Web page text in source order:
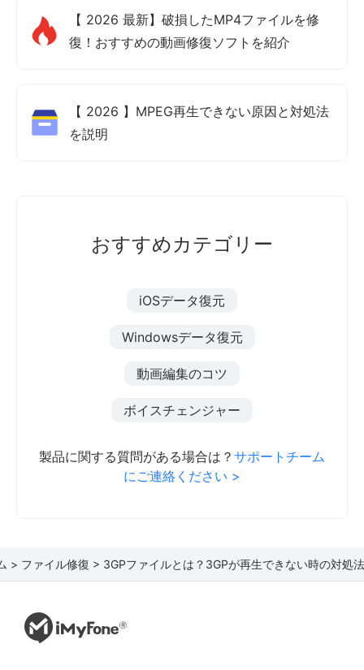
【 2026 最新】破損したMP4ファイルを修
復！おすすめの動画修復ソフトを紹介
【 2026 】MPEG再生できない原因と対処法
を説明
おすすめカテゴリー
iOSデータ復元
Windowsデータ復元
動画編集のコツ
ボイスチェンジャー
製品に関する質問がある場合は？ サポートチーム
にご連絡ください >
> ファイル修復 > 3GPファイルとは？3GPが再生できない時の対処